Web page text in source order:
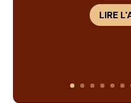
LIRE